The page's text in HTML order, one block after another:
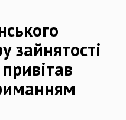
зайнятості